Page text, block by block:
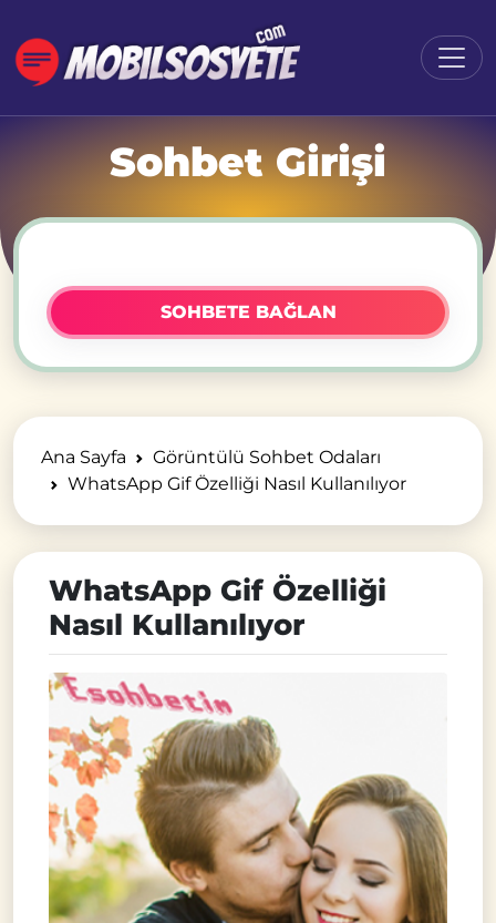
Sohbet Girişi
SOHBETE BAĞLAN
Ana Sayfa
Görüntülü Sohbet Odaları
WhatsApp Gif Özelliği Nasıl Kullanılıyor
WhatsApp Gif Özelliği
Nasıl Kullanılıyor